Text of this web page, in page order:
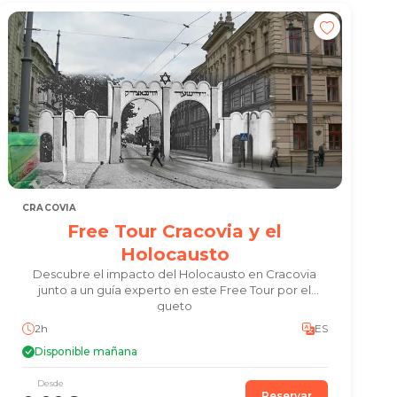
CRACOVIA
Free Tour Cracovia y el
Holocausto
Descubre el impacto del Holocausto en Cracovia
junto a un guía experto en este Free Tour por el
gueto
2h
ES
Disponible mañana
Desde